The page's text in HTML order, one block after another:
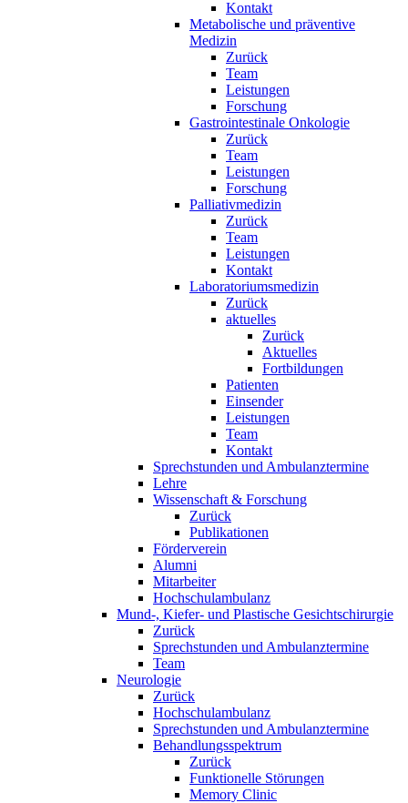
Kontakt
Metabolische und präventive
Medizin
Zurück
Team
Leistungen
Forschung
Gastrointestinale Onkologie
Zurück
Team
Leistungen
Forschung
Palliativmedizin
Zurück
Team
Leistungen
Kontakt
Laboratoriumsmedizin
Zurück
aktuelles
Zurück
Aktuelles
Fortbildungen
Patienten
Einsender
Leistungen
Team
Kontakt
Sprechstunden und Ambulanztermine
Lehre
Wissenschaft & Forschung
Zurück
Publikationen
Förderverein
Alumni
Mitarbeiter
Hochschulambulanz
Mund-, Kiefer- und Plastische Gesichtschirurgie
Zurück
Sprechstunden und Ambulanztermine
Team
Neurologie
Zurück
Hochschulambulanz
Sprechstunden und Ambulanztermine
Behandlungsspektrum
Zurück
Funktionelle Störungen
Memory Clinic